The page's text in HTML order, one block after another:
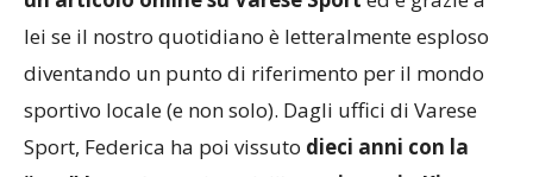
diventando un punto di riferimento per il mondo
sportivo locale (e non solo). Dagli uffici di Varese
Sport, Federica ha poi vissuto
dieci anni con la